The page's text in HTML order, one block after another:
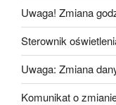
Uwaga! Zmiana
Sterownik
Uwaga: Zmiana
Komunikat o